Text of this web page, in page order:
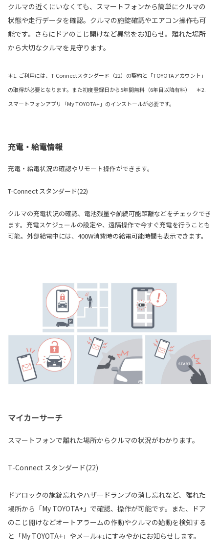
クルマの近くにいなくても、スマートフォンから簡単にクルマの
状態や走行データを確認。クルマの施錠確認やエアコン操作も可
能です。さらにドアのこじ開けなど異常をお知らせ。離れた場所
から大切なクルマを見守ります。
＊1. ご利用には、T-Connectスタンダード（22）の契約と「TOYOTAアカウント」
の取得が必要となります。また初度登録日から5年間無料（6年目以降有料） ＊2.
スマートフォンアプリ「My TOYOTA+」のインストールが必要です。
充電・給電情報
充電・給電状況の確認やリモート操作ができます。
T-Connect スタンダード(22)
クルマの充電状況の確認、電池残量や航続可能距離などをチェックでき
ます。充電スケジュールの設定や、遠隔操作で今すぐ充電を行うことも
可能。外部給電中には、400W消費時の給電可能時間も表示できます。
マイカーサーチ
スマートフォンで離れた場所からクルマの状況がわかります。
T-Connect スタンダード(22)
ドアロックの施錠忘れやハザードランプの消し忘れなど、離れた
場所から「My TOYOTA+」で確認、操作が可能です。また、ドア
のこじ開けなどオートアラームの作動やクルマの始動を検知する
と「My TOYOTA+」やメール＊1 にすみやかにお知らせします。